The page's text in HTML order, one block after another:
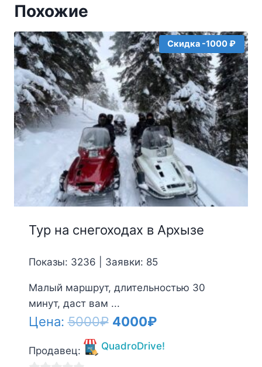
Похожие
Скидка -1000 ₽
Тур на снегоходах в Архызе
Показы: 3236 | Заявки: 85
Малый маршрут, длительностью 30
минут, даст вам ...
Цена:5000₽ Первоначальная
цена
4000₽Текущая
цена:
Продавец: QuadroDrive!